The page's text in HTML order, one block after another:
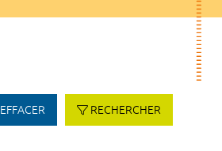
EFFACER RECHERCHER